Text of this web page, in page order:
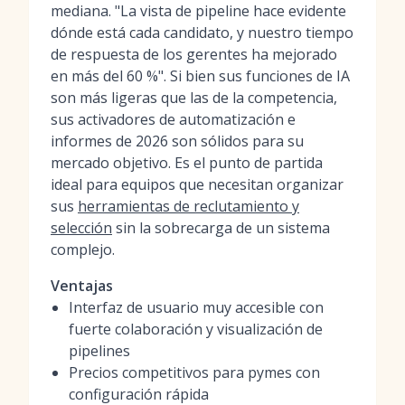
mediana. "La vista de pipeline hace evidente
dónde está cada candidato, y nuestro tiempo
de respuesta de los gerentes ha mejorado
en más del 60 %". Si bien sus funciones de IA
son más ligeras que las de la competencia,
sus activadores de automatización e
informes de 2026 son sólidos para su
mercado objetivo. Es el punto de partida
ideal para equipos que necesitan organizar
sus herramientas de reclutamiento y
selección sin la sobrecarga de un sistema
complejo.
Ventajas
Interfaz de usuario muy accesible con
fuerte colaboración y visualización de
pipelines
Precios competitivos para pymes con
configuración rápida